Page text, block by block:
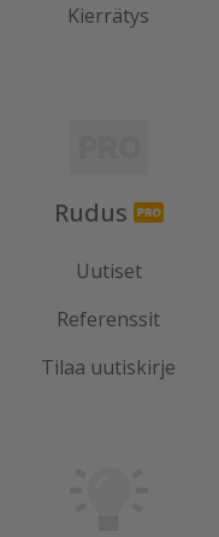
Kierrätys
Rudus
Uutiset
Referenssit
Tilaa uutiskirje